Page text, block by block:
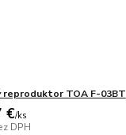
reproduktor TOA F-03BT
€/ks
DPH